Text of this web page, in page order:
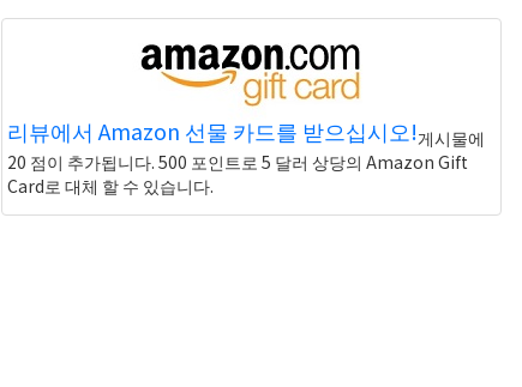
리뷰에서 Amazon 선물 카드를 받으십시오!게시물에
20 점이 추가됩니다. 500 포인트로 5 달러 상당의 Amazon Gift
Card로 대체 할 수 있습니다.